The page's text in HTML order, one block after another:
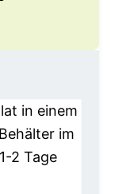
in einem
im
2 Tage